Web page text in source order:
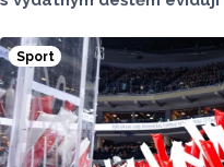
Olomouckého kraje o
Sport